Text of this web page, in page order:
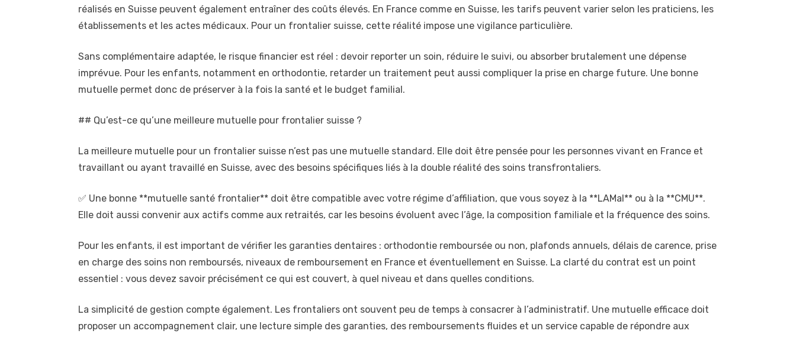
réalisés en Suisse peuvent également entraîner des coûts élevés. En France comme en Suisse, les tarifs peuvent varier selon les praticiens, les
établissements et les actes médicaux. Pour un frontalier suisse, cette réalité impose une vigilance particulière.
Sans complémentaire adaptée, le risque financier est réel : devoir reporter un soin, réduire le suivi, ou absorber brutalement une dépense
imprévue. Pour les enfants, notamment en orthodontie, retarder un traitement peut aussi compliquer la prise en charge future. Une bonne
mutuelle permet donc de préserver à la fois la santé et le budget familial.
## Qu’est-ce qu’une meilleure mutuelle pour frontalier suisse ?
La meilleure mutuelle pour un frontalier suisse n’est pas une mutuelle standard. Elle doit être pensée pour les personnes vivant en France et
travaillant ou ayant travaillé en Suisse, avec des besoins spécifiques liés à la double réalité des soins transfrontaliers.
✅ Une bonne **mutuelle santé frontalier** doit être compatible avec votre régime d’affiliation, que vous soyez à la **LAMal** ou à la **CMU**.
Elle doit aussi convenir aux actifs comme aux retraités, car les besoins évoluent avec l’âge, la composition familiale et la fréquence des soins.
Pour les enfants, il est important de vérifier les garanties dentaires : orthodontie remboursée ou non, plafonds annuels, délais de carence, prise
en charge des soins non remboursés, niveaux de remboursement en France et éventuellement en Suisse. La clarté du contrat est un point
essentiel : vous devez savoir précisément ce qui est couvert, à quel niveau et dans quelles conditions.
La simplicité de gestion compte également. Les frontaliers ont souvent peu de temps à consacrer à l’administratif. Une mutuelle efficace doit
proposer un accompagnement clair, une lecture simple des garanties, des remboursements fluides et un service capable de répondre aux